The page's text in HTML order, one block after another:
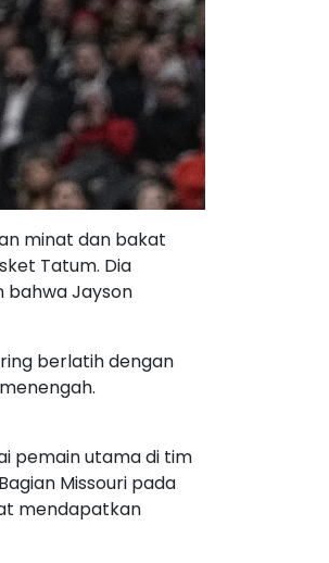
minat dan bakat
Tatum. Dia
bahwa Jayson
berlatih dengan
pemain utama di tim
Missouri pada
mendapatkan